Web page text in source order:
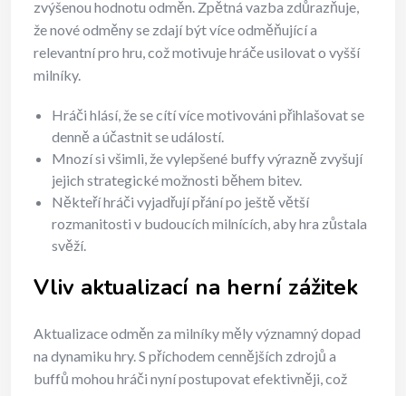
zvýšenou hodnotu odměn. Zpětná vazba zdůrazňuje,
že nové odměny se zdají být více odměňující a
relevantní pro hru, což motivuje hráče usilovat o vyšší
milníky.
Hráči hlásí, že se cítí více motivováni přihlašovat se
denně a účastnit se událostí.
Mnozí si všimli, že vylepšené buffy výrazně zvyšují
jejich strategické možnosti během bitev.
Někteří hráči vyjadřují přání po ještě větší
rozmanitosti v budoucích milnících, aby hra zůstala
svěží.
Vliv aktualizací na herní zážitek
Aktualizace odměn za milníky měly významný dopad
na dynamiku hry. S příchodem cennějších zdrojů a
buffů mohou hráči nyní postupovat efektivněji, což